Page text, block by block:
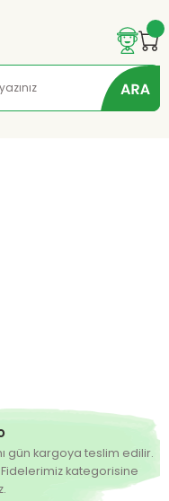
gün kargoya teslim edilir.
kategorisine